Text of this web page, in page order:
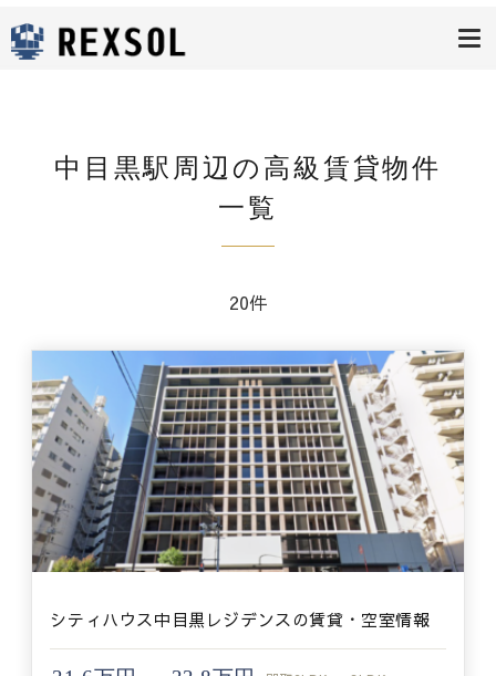
高級賃貸レク
ソル
中目黒駅周辺の高級賃貸物件
一覧
20件
シティハウス中目黒レジデンスの賃貸・空室情報